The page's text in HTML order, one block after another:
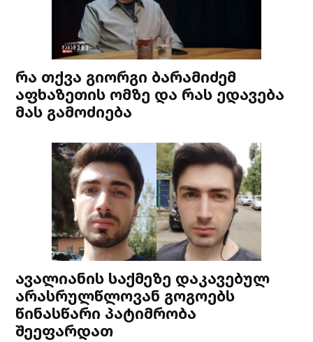
რა თქვა გიორგი ბარამიძემ
აფხაზეთის ომზე და რას ედავება
მას გამოძიება
ავალიანის საქმეზე დაკავებულ
არასრულწლოვან გოგოებს
წინასწარი პატიმრობა
შეეფარდათ